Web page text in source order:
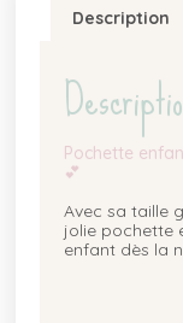
Description
Pochette
💕
Avec sa taille
jolie pochette
enfant dès la